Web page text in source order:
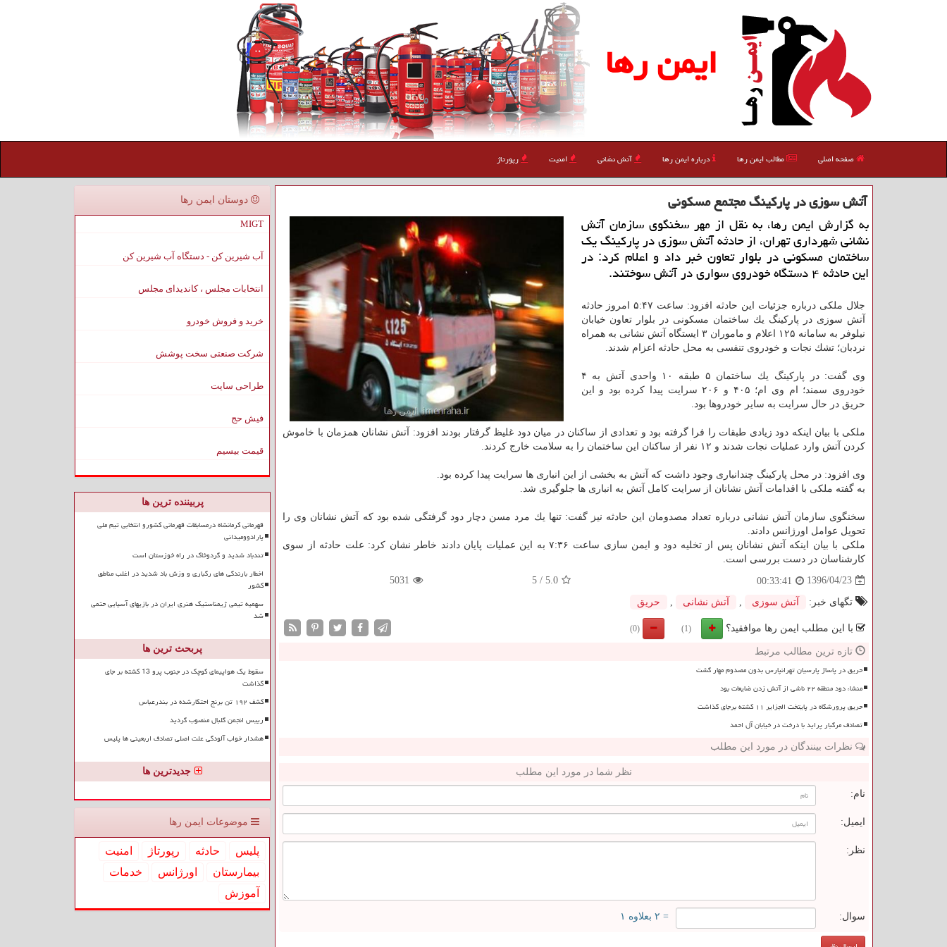
ایمن رها
صفحه اصلی مطالب ایمن رها درباره ایمن رها آتش نشانی امنیت رپورتاژ
آتش سوزی در پاركینگ مجتمع مسكونی
به گزارش ایمن رها، به نقل از مهر سخنگوی سازمان آتش
نشانی شهرداری تهران، از حادثه آتش سوزی در پاركینگ یك
ساختمان مسكونی در بلوار تعاون خبر داد و اعلام كرد: در
این حادثه ۴ دستگاه خودروی سواری در آتش سوختند.
جلال ملكی درباره جزئیات این حادثه افزود: ساعت ۵:۴۷ امروز حادثه
آتش سوزی در پاركینگ یك ساختمان مسكونی در بلوار تعاون خیابان
نیلوفر به سامانه ۱۲۵ اعلام و ماموران ۳ ایستگاه آتش نشانی به همراه
نردبان؛ تشك نجات و خودروی تنفسی به محل حادثه اعزام شدند.
وی گفت: در پاركینگ یك ساختمان ۵ طبقه ۱۰ واحدی آتش به ۴
خودروی سمند؛ ام وی ام؛ ۴۰۵ و ۲۰۶ سرایت پیدا كرده بود و این
حریق در حال سرایت به سایر خودروها بود.
ملكی با بیان اینكه دود زیادی طبقات را فرا گرفته بود و تعدادی از ساكنان در میان دود غلیظ گرفتار بودند افزود: آتش نشانان همزمان با خاموش
كردن آتش وارد عملیات نجات شدند و ۱۲ نفر از ساكنان این ساختمان را به سلامت خارج كردند.
وی افزود: در محل پاركینگ چندانباری وجود داشت كه آتش به بخشی از این انباری ها سرایت پیدا كرده بود.
به گفته ملكی با اقدامات آتش نشانان از سرایت كامل آتش به انباری ها جلوگیری شد.
سخنگوی سازمان آتش نشانی درباره تعداد مصدومان این حادثه نیز گفت: تنها یك مرد مسن دچار دود گرفتگی شده بود كه آتش نشانان وی را
تحویل عوامل اورژانس دادند.
ملكی با بیان اینكه آتش نشانان پس از تخلیه دود و ایمن سازی ساعت ۷:۳۶ به این عملیات پایان دادند خاطر نشان كرد: علت حادثه از سوی
كارشناسان در دست بررسی است.
1396/04/23
00:33:41
5.0
/
5
5031
تگهای خبر: آتش سوزی آتش نشانی حریق
با این مطلب ایمن رها موافقید؟ (1)
(0)
تازه ترین مطالب مرتبط
حریق در پاساژ پارسیان تهرانپارس بدون مصدوم مهار گشت
منشاء دود منطقه ۲۲ ناشی از آتش زدن ضایعات بود
حریق پرورشگاه در پایتخت الجزایر ۱۱ کشته برجای گذاشت
تصادف مرگبار پراید با درخت در خیابان آل احمد
نظرات بینندگان در مورد این مطلب
نظر شما در مورد این مطلب
نام:
ایمیل:
نظر:
سوال: = ۲ بعلاوه ۱
دوستان ایمن رها
MIGT
آب شیرین کن - دستگاه آب شیرین کن
انتخابات مجلس ، کاندیدای مجلس
خرید و فروش خودرو
شرکت صنعتی سخت پوشش
طراحی سایت
فیش حج
قیمت بیسیم
پربیننده ترین ها
قهرمانی کرمانشاه درمسابقات قهرمانی کشورو انتخابی تیم ملی
پارادوومیدانی
تندباد شدید و گردوخاک در راه خوزستان است
اخطار بارندگی های رگباری و وزش باد شدید در اغلب مناطق
کشور
سهمیه تیمی ژیمناستیک هنری ایران در بازیهای آسیایی حتمی
شد
پربحث ترین ها
سقوط یک هواپیمای کوچک در جنوب پرو 13 کشته بر جای
گذاشت
کشف ۱۹۲ تن برنج احتکارشده در بندرعباس
رییس انجمن گلبال منصوب گردید
هشدار خواب آلودگی علت اصلی تصادف اربعینی ها پلیس
جدیدترین ها
موضوعات ایمن رها
پلیس حادثه رپورتاژ
امنیت
بیمارستان
اورژانس
خدمات
آموزش